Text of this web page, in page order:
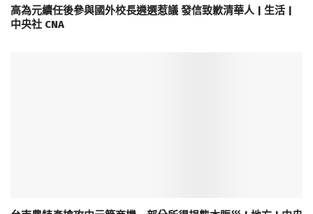
高為元續任後參與國外校長遴選惹議 發信致歉清華人 | 生活 |
中央社 CNA